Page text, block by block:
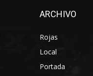
ARCHIVO
Rojas
Local
Portada